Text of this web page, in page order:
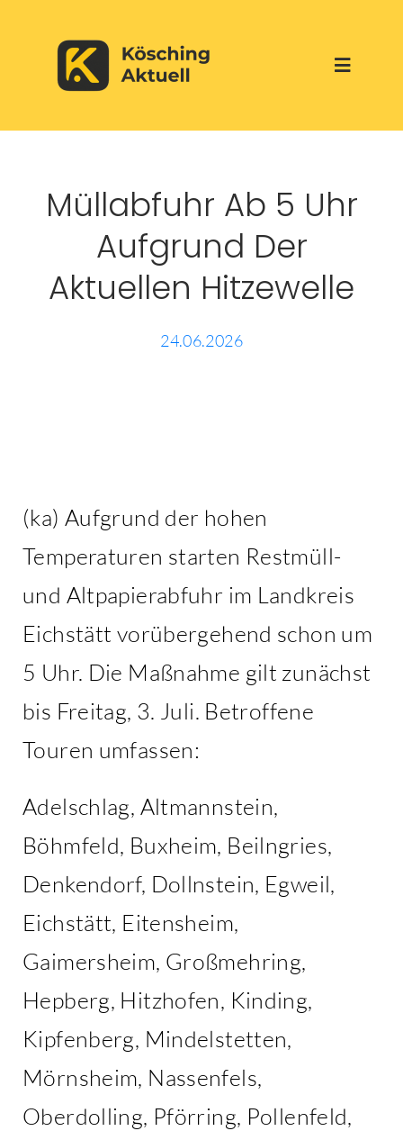
content
Toggle
Aktuelles
Müllabfuhr Ab 5 Uhr
Aufgrund Der
Aktuellen Hitzewelle
24.06.2026
(ka) Aufgrund der hohen
Temperaturen starten Restmüll-
und Altpapierabfuhr im Landkreis
Eichstätt vorübergehend schon um
5 Uhr. Die Maßnahme gilt zunächst
bis Freitag, 3. Juli. Betroffene
Touren umfassen:
Adelschlag, Altmannstein,
Böhmfeld, Buxheim, Beilngries,
Denkendorf, Dollnstein, Egweil,
Eichstätt, Eitensheim,
Gaimersheim, Großmehring,
Hepberg, Hitzhofen, Kinding,
Kipfenberg, Mindelstetten,
Mörnsheim, Nassenfels,
Oberdolling, Pförring, Pollenfeld,